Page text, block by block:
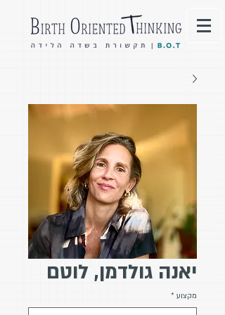
יאנה גולדמן, לוטם
מקצוע *